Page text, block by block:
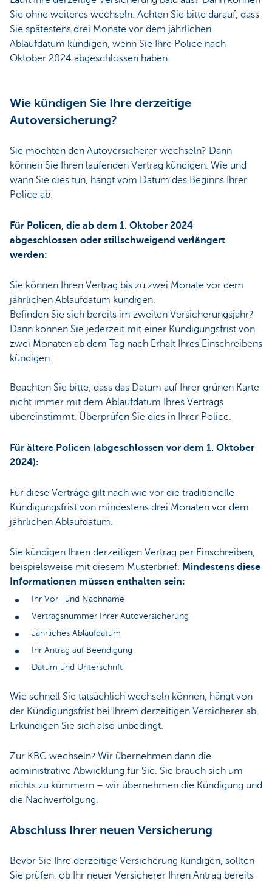
Sie ohne weiteres wechseln. Achten Sie bitte darauf, dass
Sie spätestens drei Monate vor dem jährlichen
Ablaufdatum kündigen, wenn Sie Ihre Police nach
Oktober 2024 abgeschlossen haben.
Wie kündigen Sie Ihre derzeitige
Autoversicherung?
Sie möchten den Autoversicherer wechseln? Dann
können Sie Ihren laufenden Vertrag kündigen. Wie und
wann Sie dies tun, hängt vom Datum des Beginns Ihrer
Police ab:
Für Policen, die ab dem 1. Oktober 2024
abgeschlossen oder stillschweigend verlängert
werden:
Sie können Ihren Vertrag bis zu zwei Monate vor dem
jährlichen Ablaufdatum kündigen.
Befinden Sie sich bereits im zweiten Versicherungsjahr?
Dann können Sie jederzeit mit einer Kündigungsfrist von
zwei Monaten ab dem Tag nach Erhalt Ihres Einschreibens
kündigen.
Beachten Sie bitte, dass das Datum auf Ihrer grünen Karte
nicht immer mit dem Ablaufdatum Ihres Vertrags
übereinstimmt. Überprüfen Sie dies in Ihrer Police.
Für ältere Policen (abgeschlossen vor dem 1. Oktober
2024):
Für diese Verträge gilt nach wie vor die traditionelle
Kündigungsfrist von mindestens drei Monaten vor dem
jährlichen Ablaufdatum.
Sie kündigen Ihren derzeitigen Vertrag per Einschreiben,
beispielsweise mit diesem Musterbrief. Mindestens diese
Informationen müssen enthalten sein:
Ihr Vor- und Nachname
Vertragsnummer Ihrer Autoversicherung
Jährliches Ablaufdatum
Ihr Antrag auf Beendigung
Datum und Unterschrift
Wie schnell Sie tatsächlich wechseln können, hängt von
der Kündigungsfrist bei Ihrem derzeitigen Versicherer ab.
Erkundigen Sie sich also unbedingt.
Zur KBC wechseln? Wir übernehmen dann die
administrative Abwicklung für Sie. Sie brauch sich um
nichts zu kümmern – wir übernehmen die Kündigung und
die Nachverfolgung.
Abschluss Ihrer neuen Versicherung
Bevor Sie Ihre derzeitige Versicherung kündigen, sollten
Sie prüfen, ob Ihr neuer Versicherer Ihren Antrag bereits